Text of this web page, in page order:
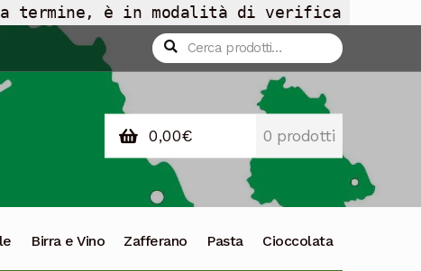
a termine, è in modalità di verifica
Cerca:
Cerca
0,00€ 0 prodotti
Birra e Vino Zafferano Pasta Cioccolata